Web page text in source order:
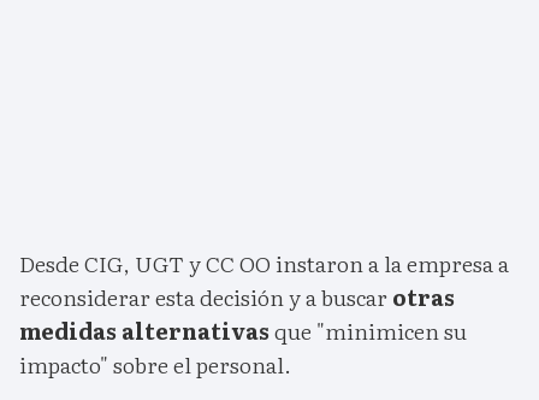
Desde CIG, UGT y CC OO instaron a la empresa a
reconsiderar esta decisión y a buscarotras
medidas alternativasque "minimicen su
impacto" sobre el personal.